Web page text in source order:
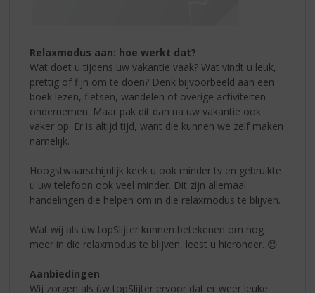
Relaxmodus aan: hoe werkt dat?
Wat doet u tijdens uw vakantie vaak? Wat vindt u leuk,
prettig of fijn om te doen? Denk bijvoorbeeld aan een
boek lezen, fietsen, wandelen of overige activiteiten
ondernemen. Maar pak dit dan na uw vakantie ook
vaker op. Er is altijd tijd, want die kunnen we zelf maken
namelijk.
Hoogstwaarschijnlijk keek u ook minder tv en gebruikte
u uw telefoon ook veel minder. Dit zijn allemaal
handelingen die helpen om in die relaxmodus te blijven.
Wat wij als úw topSlijter kunnen betekenen om nog
meer in die relaxmodus te blijven, leest u hieronder. 😊
Aanbiedingen
Wij zorgen als úw topSlijter ervoor dat er weer leuke